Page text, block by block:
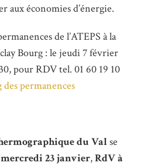
aux économies d’énergie.
de l’ATEPS à la
Bourg : le jeudi 7 février
pour RDV tel. 01 60 19 10
permanences
du Valse
mercredi 23 janvier,RdV à